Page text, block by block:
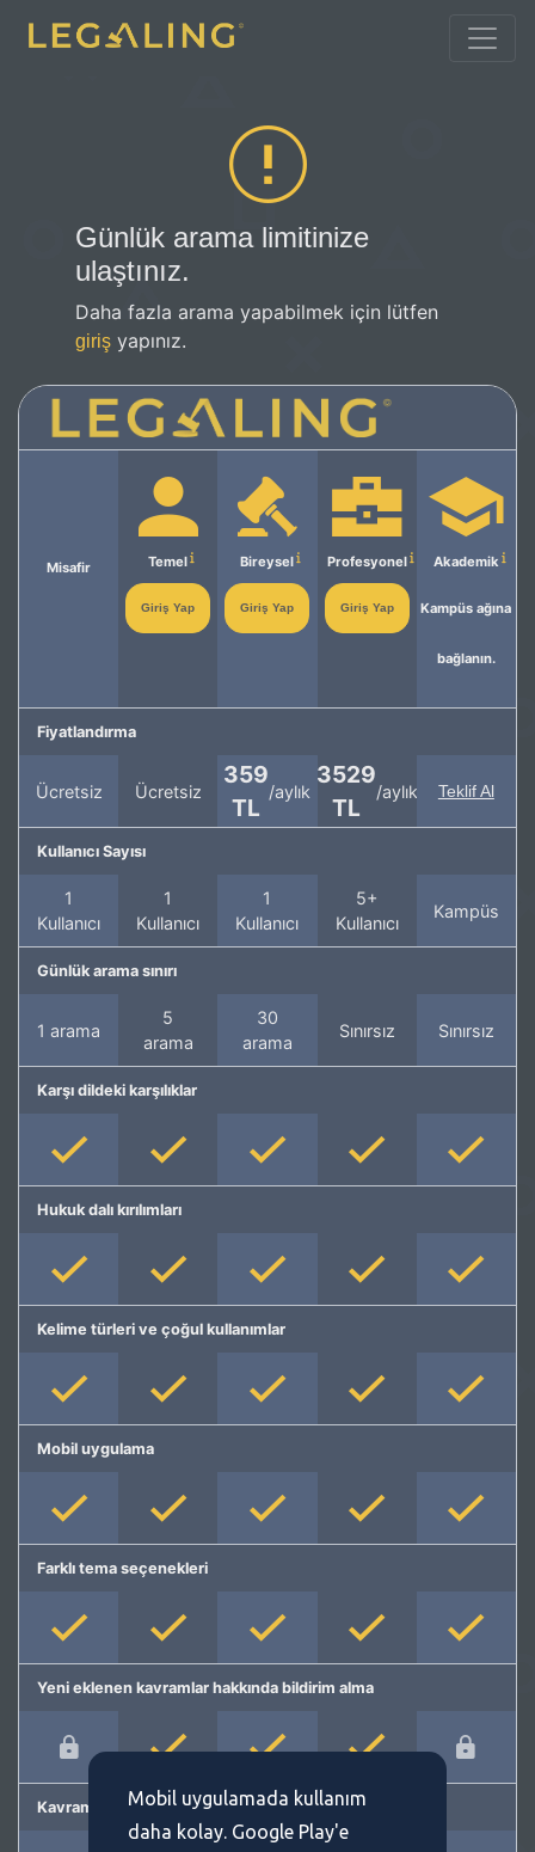
Günlük arama limitinize
ulaştınız.
Daha fazla arama yapabilmek için lütfen
giriş yapınız.
Misafir Temel
Giriş Yap
Bireysel
Giriş Yap
Profesyonel
Giriş Yap
Akademik
Kampüs ağına
bağlanın.
Fiyatlandırma
Ücretsiz Ücretsiz
359
TL
/aylık
3529
TL
/aylık Teklif Al
Kullanıcı Sayısı
1
Kullanıcı
1
Kullanıcı
1
Kullanıcı
5+
Kullanıcı
Kampüs
Günlük arama sınırı
1 arama
5
arama
30
arama
Sınırsız Sınırsız
Karşı dildeki karşılıklar
Hukuk dalı kırılımları
Kelime türleri ve çoğul kullanımlar
Mobil uygulama
Farklı tema seçenekleri
Yeni eklenen kavramlar hakkında bildirim alma
Kavram önermeMobil uygulamada kullanım
daha kolay. Google Play'e